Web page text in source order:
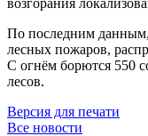
По последним
лесных пожаров,
С огнём борются 550
лесов.
Версия для печати
Все новости